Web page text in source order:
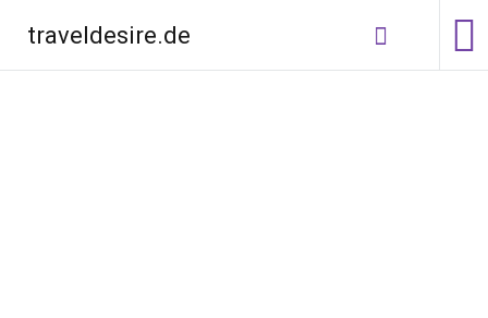
traveldesire.de
Weiter